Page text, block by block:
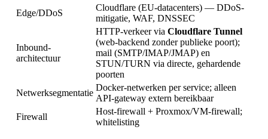
Edge/DDoS
Cloudflare (EU-datacenters) — DDoS-
mitigatie, WAF, DNSSEC
Inbound-
architectuur
HTTP-verkeer via Cloudflare Tunnel
(web-backend zonder publieke poort);
mail (SMTP/IMAP/JMAP) en
STUN/TURN via directe, gehardende
poorten
Netwerksegmentatie
Docker-netwerken per service; alleen
API-gateway extern bereikbaar
Firewall
Host-firewall + Proxmox/VM-firewall;
whitelisting